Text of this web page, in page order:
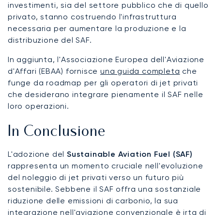
investimenti, sia del settore pubblico che di quello
privato, stanno costruendo l'infrastruttura
necessaria per aumentare la produzione e la
distribuzione del SAF.
In aggiunta, l'Associazione Europea dell'Aviazione
d'Affari (EBAA) fornisceuna guida completa che
funge da roadmap per gli operatori di jet privati
che desiderano integrare pienamente il SAF nelle
loro operazioni.
In Conclusione
L'adozione del Sustainable Aviation Fuel (SAF)
rappresenta un momento cruciale nell'evoluzione
del noleggio di jet privati verso un futuro più
sostenibile. Sebbene il SAF offra una sostanziale
riduzione delle emissioni di carbonio, la sua
integrazione nell'aviazione convenzionale è irta di